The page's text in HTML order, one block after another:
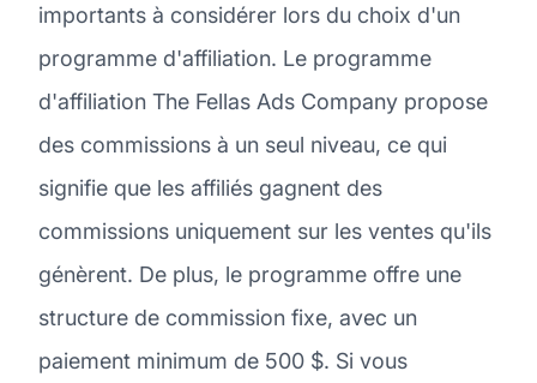
importants à considérer lors du choix d'un
programme d'affiliation. Le programme
d'affiliation The Fellas Ads Company propose
des commissions à un seul niveau, ce qui
signifie que les affiliés gagnent des
commissions uniquement sur les ventes qu'ils
génèrent. De plus, le programme offre une
structure de commission fixe, avec un
paiement minimum de 500 $. Si vous